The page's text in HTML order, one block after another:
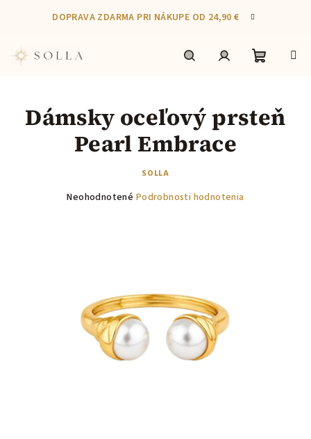
DOPRAVA ZDARMA PRI NÁKUPE OD 24,90 €
košík
Dámsky oceľový prsteň
Pearl Embrace
SOLLA
Priemerné
hviezdičiek.
Neohodnotené Podrobnosti hodnotenia